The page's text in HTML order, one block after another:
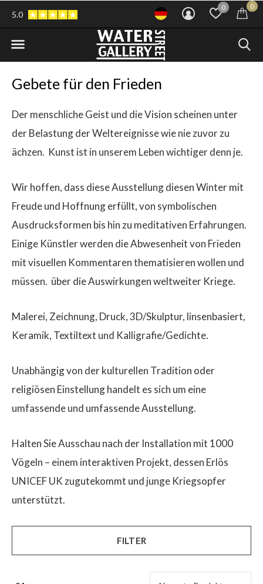
0 0
5.0
Gebete für den Frieden
Der menschliche Geist und die Vision scheinen unter
der Belastung der Weltereignisse wie nie zuvor zu
ächzen. Kunst ist in unserem Leben wichtiger denn je.
Wir hoffen, dass diese Ausstellung diesen Winter mit
Freude und Hoffnung erfüllt, von symbolischen
Ausdrucksformen bis hin zu meditativen Erfahrungen.
Einige Künstler werden die Abwesenheit von Frieden
mit visuellen Kommentaren thematisieren wollen und
müssen. über die Auswirkungen weltweiter Kriege.
Malerei, Zeichnung, Druck, 3D/Skulptur, linsenbasiert,
Keramik, Textiltext und Kalligrafie/Gedichte.
Unabhängig von derkulturellen Tradition oder
religiösen Einstellung handelt es sich um eine
umfassende und umfassende Ausstellung.
Halten Sie Ausschau nach der Installation mit 1000
Vögeln – einem interaktiven Projekt, dessen Erlös
UNICEF UK zugutekommt und junge Kriegsopfer
unterstützt.
FILTER